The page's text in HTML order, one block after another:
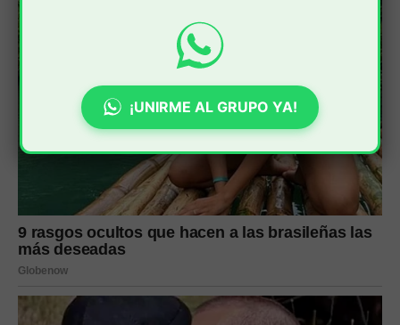
¡UNIRME AL GRUPO YA!